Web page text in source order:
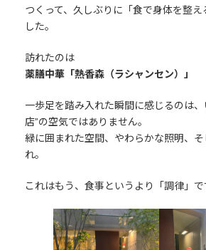
つくって、久しぶりに「食で身体を整
した。
訪れたのは
薬膳中華「熱香森（ラシャンセン）」
一歩足を踏み入れた瞬間に感じるのは
店”の空気ではありません。
緑に囲まれた空間、やわらかな照明、
れ。
これはもう、食事というより「調律」で